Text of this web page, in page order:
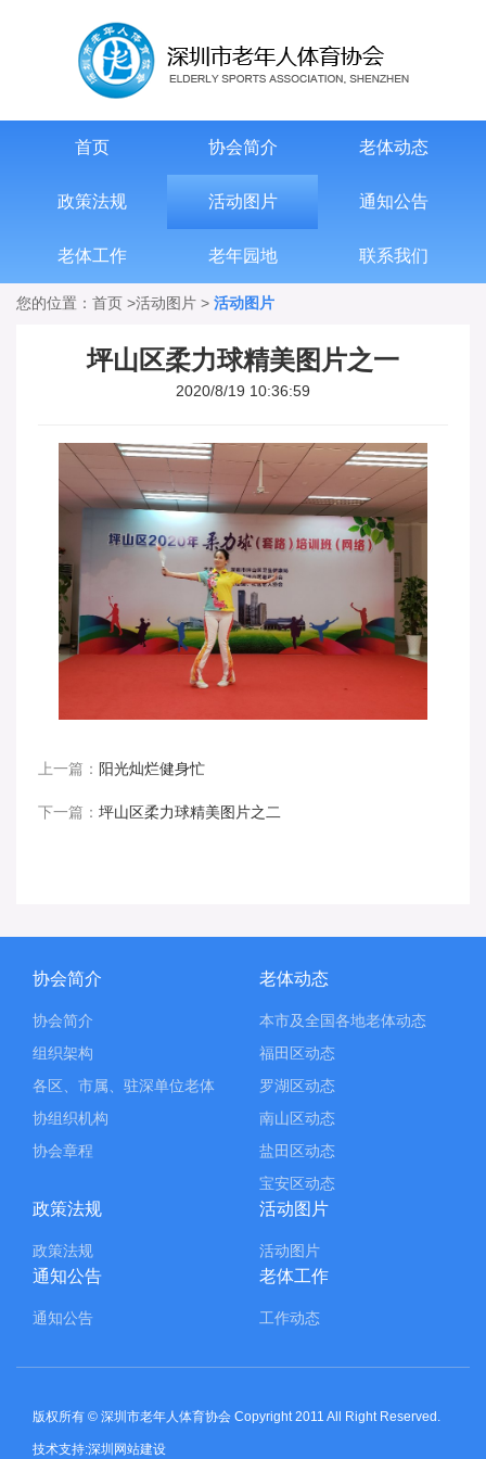
首页 协会简介 老体动态
政策法规 活动图片 通知公告
老体工作 老年园地 联系我们
您的位置： 首页 >活动图片 > 活动图片
坪山区柔力球精美图片之一
2020/8/19 10:36:59
上一篇： 阳光灿烂健身忙
下一篇： 坪山区柔力球精美图片之二
协会简介
协会简介
组织架构
各区、市属、驻深单位老体
协组织机构
协会章程
老体动态
本市及全国各地老体动态
福田区动态
罗湖区动态
南山区动态
盐田区动态
宝安区动态
政策法规
政策法规
活动图片
活动图片
通知公告
通知公告
老体工作
工作动态
版权所有 © 深圳市老年人体育协会 Copyright 2011 All Right Reserved.
技术支持:深圳网站建设